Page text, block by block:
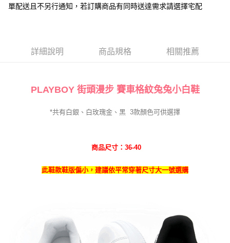
宅配
單配送且不另行通知，若訂購商品有同時送達需求請選擇宅配
詳細說明 商品規格 相關推薦
PLAYBOY 街頭漫步 賽車格紋兔兔小白鞋
*共有白銀、白玫瑰金、黑 3款顏色可供選擇
商品尺寸：36-40
此鞋款鞋版偏小，建議依平常穿著尺寸大一號選購